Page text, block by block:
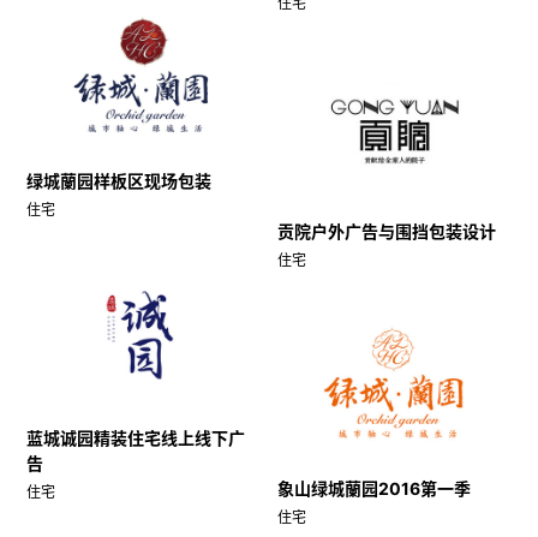
绿城蘭园样板区现场包装
住宅
贡院户外广告与围挡包装设计
住宅
蓝城诚园精装住宅线上线下广
告
住宅 象山绿城蘭园2016第一季
住宅